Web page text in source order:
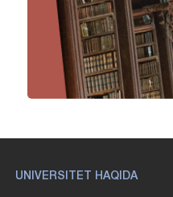
UNIVERSITET HAQIDA